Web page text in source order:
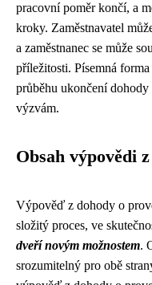
pracovní poměr končí, a
kroky. Zaměstnavatel
a zaměstnanec se může
příležitosti. Písemná
průběhu ukončení
výzvám.
Obsah výpovědi
Výpověď z dohody o
složitý proces, ve
dveří novým možnostem.
srozumitelný pro obě